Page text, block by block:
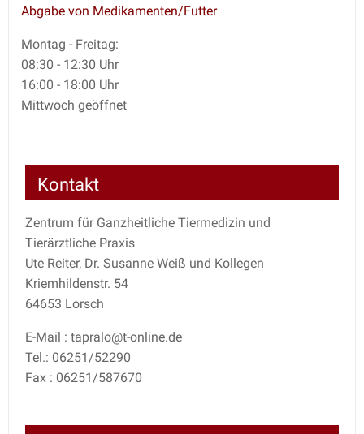
Abgabe von Medikamenten/Futter
Montag - Freitag:
08:30 - 12:30 Uhr
16:00 - 18:00 Uhr
Mittwoch geöffnet
Kontakt
Zentrum für Ganzheitliche Tiermedizin und
Tierärztliche Praxis
Ute Reiter, Dr. Susanne Weiß und Kollegen
Kriemhildenstr. 54
64653 Lorsch
E-Mail : tapralo@t-online.de
Tel.: 06251/52290
Fax : 06251/587670